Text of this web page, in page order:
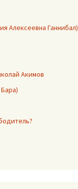
Алексеевна Ганнибал)
Акимов